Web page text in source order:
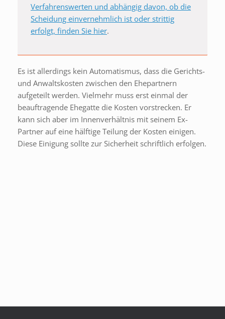
Verfahrenswerten und abhängig davon, ob die
Scheidung einvernehmlich ist oder strittig
erfolgt, finden Sie hier.
Es ist allerdings kein Automatismus, dass die Gerichts-
und Anwaltskosten zwischen den Ehepartnern
aufgeteilt werden. Vielmehr muss erst einmal der
beauftragende Ehegatte die Kosten vorstrecken. Er
kann sich aber im Innenverhältnis mit seinem Ex-
Partner auf eine hälftige Teilung der Kosten einigen.
Diese Einigung sollte zur Sicherheit schriftlich erfolgen.